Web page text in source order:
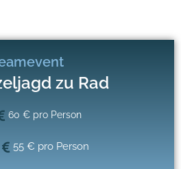
zu Rad
60 € pro Person
55 € pro Person